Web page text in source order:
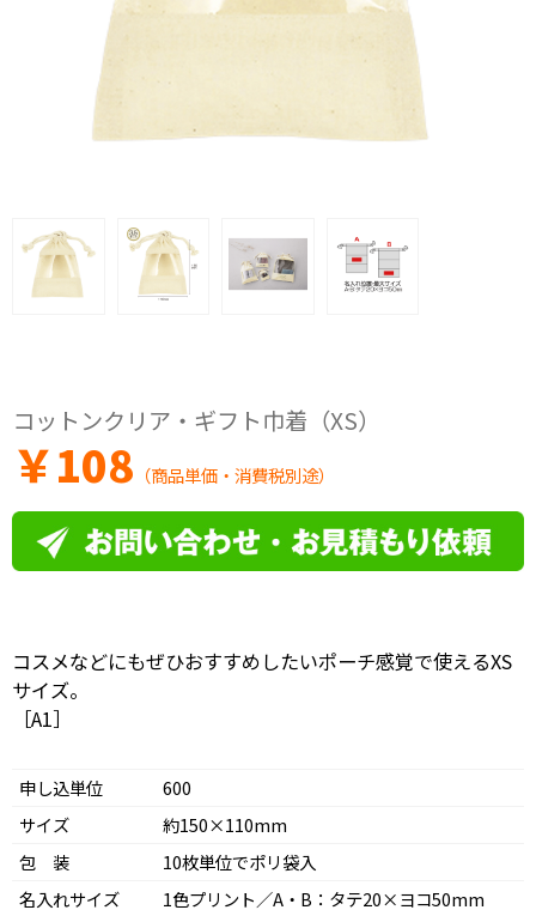
コットンクリア・ギフト巾着（XS）
￥108 （商品単価・消費税別途）
コスメなどにもぜひおすすめしたいポーチ感覚で使えるXS
サイズ。
［A1］
申し込単位
600
サイズ
約150×110mm
包 装
10枚単位でポリ袋入
名入れサイズ
1色プリント／A・B：タテ20×ヨコ50mm